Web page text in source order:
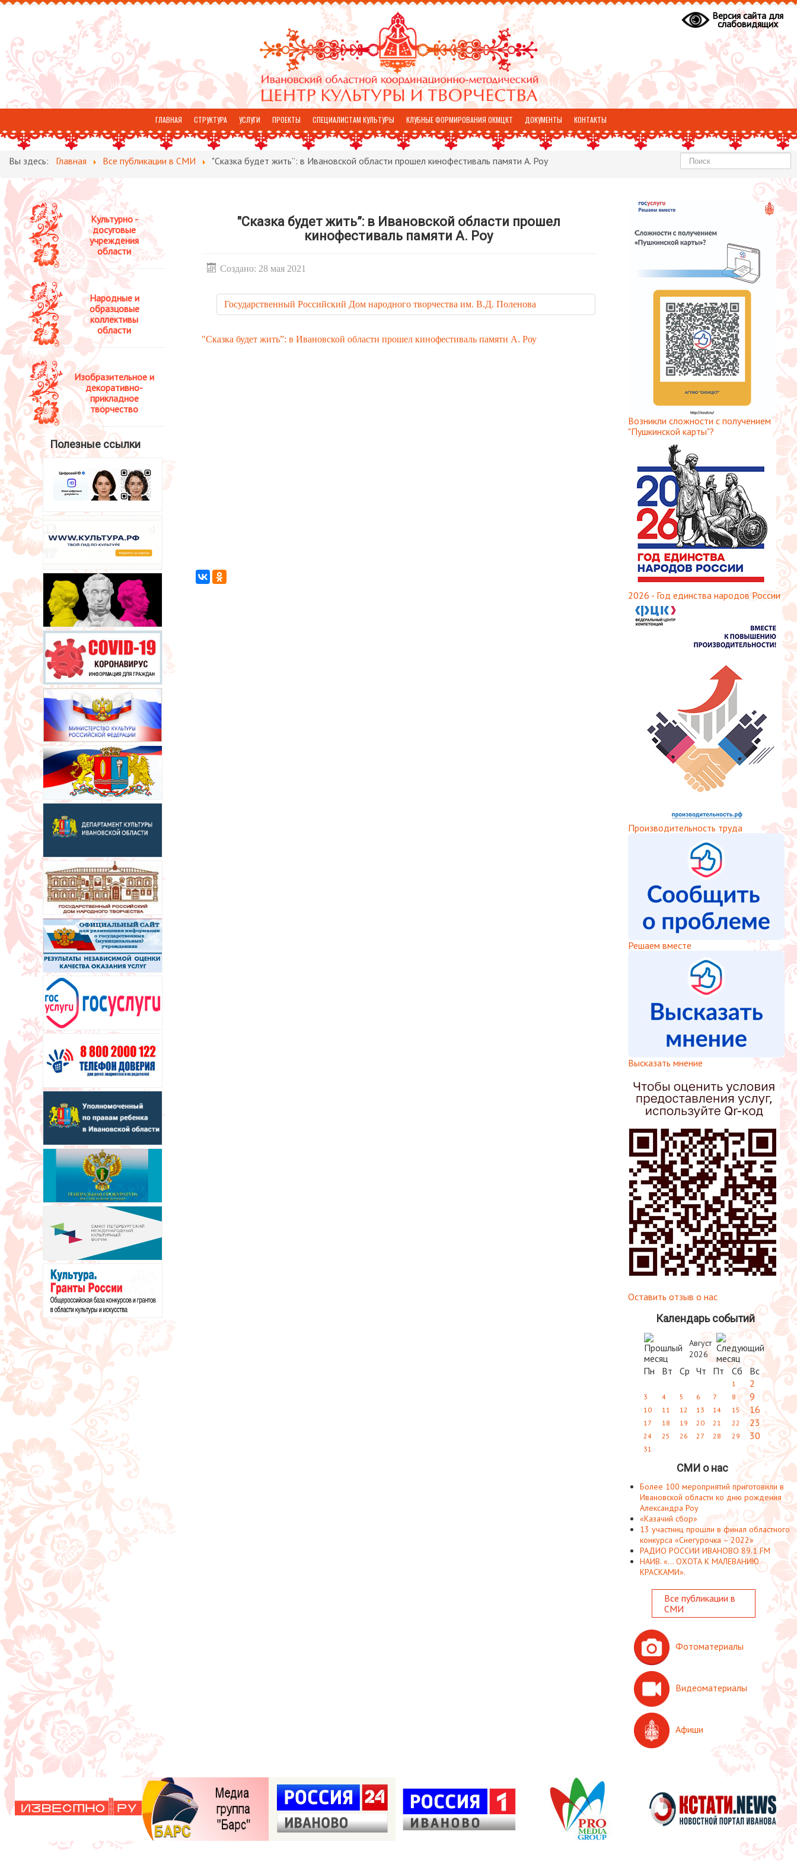
Версия сайта для
слабовидящих
ГЛАВНАЯ СТРУКТУРА УСЛУГИ ПРОЕКТЫ СПЕЦИАЛИСТАМ КУЛЬТУРЫ КЛУБНЫЕ ФОРМИРОВАНИЯ ОКМЦКТ ДОКУМЕНТЫ КОНТАКТЫ
ОТЗЫВЫ
Вы здесь: Главная Все публикации в СМИ "Сказка будет жить”: в Ивановской области прошел кинофестиваль памяти А. Роу Найти
Культурно -
досуговые
учреждения
области
Народные и
образцовые
коллективы
области
Изобразительное и
декоративно-
прикладное
творчество
Полезные ссылки
"Сказка будет жить”: в Ивановской области прошел
кинофестиваль памяти А. Роу
Создано: 28 мая 2021
Государственный Российский Дом народного творчества им. В.Д. Поленова
"Сказка будет жить”: в Ивановской области прошел кинофестиваль памяти А. Роу
Возникли сложности с получением
"Пушкинской карты"?
2026 - Год единства народов России
Производительность труда
Решаем вместе
Высказать мнение
Оставить отзыв о нас
Календарь событий
Август
2026
Пн Вт Ср Чт Пт Сб Вс
1 2
3 4 5 6 7 8 9
10 11 12 13 14 15 16
17 18 19 20 21 22 23
24 25 26 27 28 29 30
31
СМИ о нас
Более 100 мероприятий приготовили в
Ивановской области ко дню рождения
Александра Роу
«Казачий сбор»
13 участниц прошли в финал областного
конкурса «Снегурочка – 2022»
РАДИО РОССИИ ИВАНОВО 89.1 FM
НАИВ. «... ОХОТА К МАЛЕВАНИЮ
КРАСКАМИ».
Все публикации в
СМИ
Фотоматериалы
Видеоматериалы
Афиши